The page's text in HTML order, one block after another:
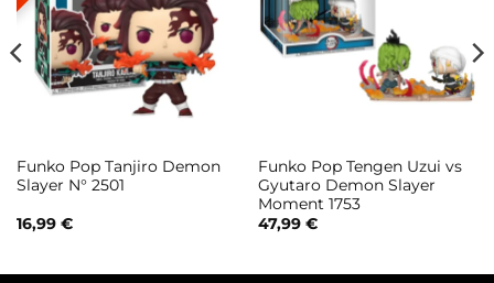
Funko Pop Tanjiro Demon
Slayer N° 2501
16,99 €
Funko Pop Tengen Uzui vs
Gyutaro Demon Slayer
Moment 1753
47,99 €